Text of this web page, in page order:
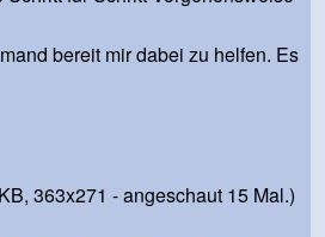
bereit mir dabei zu helfen. Es
363x271 - angeschaut 15 Mal.)